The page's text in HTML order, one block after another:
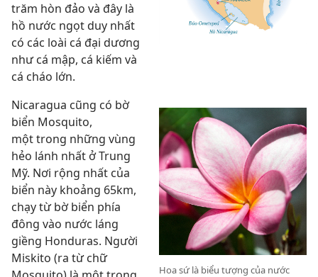
trăm hòn đảo và đây là
hồ nước ngọt duy nhất
có các loài cá đại dương
như cá mập, cá kiếm và
cá cháo lớn.
Hoa sứ là biểu tượng của nước
Nicaragua cũng có bờ
biển Mosquito,
một trong những vùng
hẻo lánh nhất ở Trung
Mỹ. Nơi rộng nhất của
biển này khoảng 65km,
chạy từ bờ biển phía
đông vào nước láng
giềng Honduras. Người
Miskito (ra từ chữ